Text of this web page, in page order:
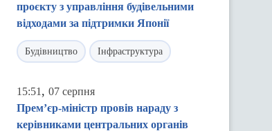
проєкту з управління будівельними
відходами за підтримки Японії
Будівництво Інфраструктура
15:51 , 07 серпня
Прем’єр-міністр провів нараду з
керівниками центральних органів